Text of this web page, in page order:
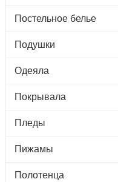
Постельное белье
Подушки
Одеяла
Покрывала
Пледы
Пижамы
Полотенца